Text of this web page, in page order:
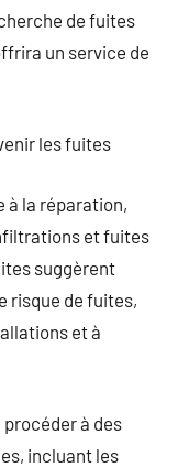
de fuites
un service de
les fuites
à la réparation,
et fuites
suggèrent
risque de fuites,
et à
à des
incluant les